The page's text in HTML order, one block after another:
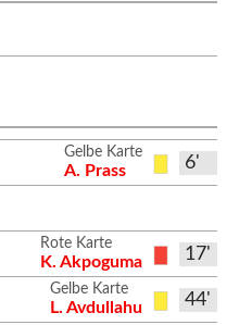
6'
Gelbe Karte
A. Prass
17'
Rote Karte
K. Akpoguma
44'
Gelbe Karte
L. Avdullahu